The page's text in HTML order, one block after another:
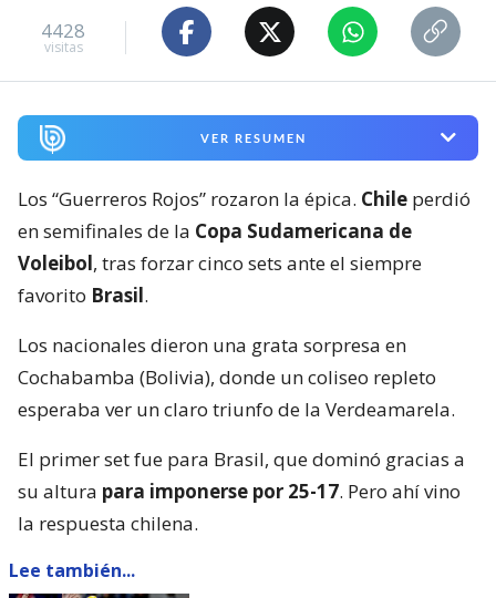
4428
visitas
VER RESUMEN
Los “Guerreros Rojos” rozaron la épica. Chile perdió
en semifinales de la Copa Sudamericana de
Voleibol, tras forzar cinco sets ante el siempre
favorito Brasil.
Los nacionales dieron una grata sorpresa en
Cochabamba (Bolivia), donde un coliseo repleto
esperaba ver un claro triunfo de la Verdeamarela.
El primer set fue para Brasil, que dominó gracias a
su altura para imponerse por 25-17. Pero ahí vino
la respuesta chilena.
Lee también...